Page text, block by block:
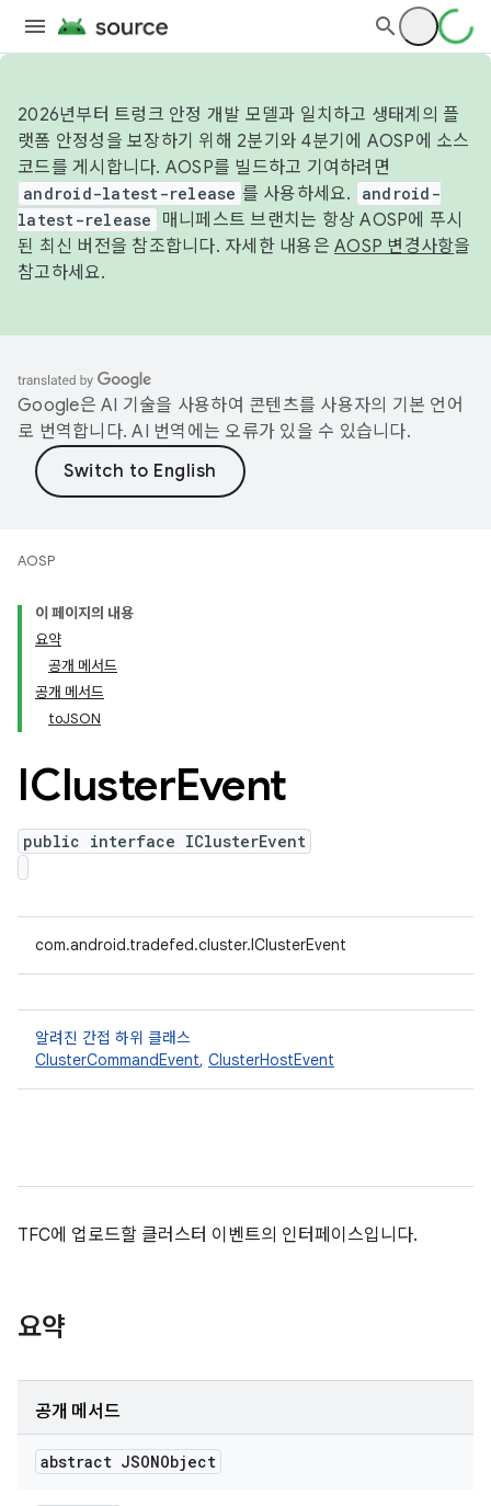
2026년부터 트렁크 안정 개발 모델과 일치하고 생태계의 플
랫폼 안정성을 보장하기 위해 2분기와 4분기에 AOSP에 소스
코드를 게시합니다. AOSP를 빌드하고 기여하려면
android-latest-release 를 사용하세요.
android-
latest-release
매니페스트 브랜치는 항상 AOSP에 푸시
된 최신 버전을 참조합니다. 자세한 내용은 AOSP 변경사항을
참고하세요.
Google은 AI 기술을 사용하여 콘텐츠를 사용자의 기본 언어
로 번역합니다. AI 번역에는 오류가 있을 수 있습니다.
AOSP
이 페이지의 내용
요약
공개 메서드
공개 메서드
toJSON
IClusterEvent
public interface IClusterEvent
com.android.tradefed.cluster.IClusterEvent
알려진 간접 하위 클래스
ClusterCommandEvent, ClusterHostEvent
TFC에 업로드할 클러스터 이벤트의 인터페이스입니다.
요약
공개 메서드
abstract JSONObject